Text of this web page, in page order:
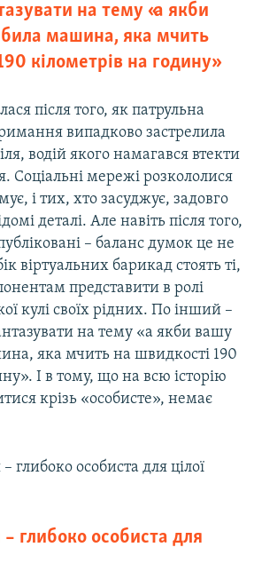
на тему «а якби
машина, яка мчить
кілометрів на годину»
після того, як патрульна
випадково застрелила
водій якого намагався втекти
Соціальні мережі розкололися
і тих, хто засуджує, задовго
деталі. Але навіть після того,
– баланс думок це не
віртуальних барикад стоять ті,
представити в ролі
кулі своїх рідних. По інший –
на тему «а якби вашу
яка мчить на швидкості 190
І в тому, що на всю історію
крізь «особисте», немає
глибоко особиста для цілої
– глибоко особиста для